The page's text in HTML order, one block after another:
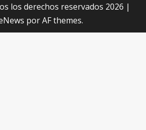
los derechos reservados 2026 |
por AF themes.